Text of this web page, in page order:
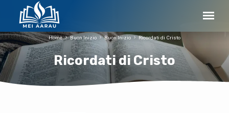
Ricordati di Cristo
Home Buon Inizio Buon Inizio Ricordati di Cristo